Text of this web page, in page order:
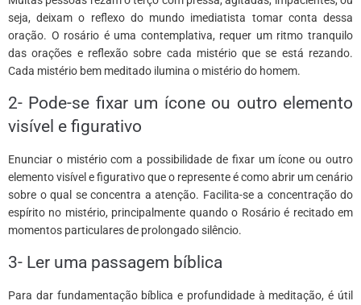
seja, deixam o reflexo do mundo imediatista tomar conta dessa
oração. O rosário é uma contemplativa, requer um ritmo tranquilo
das orações e reflexão sobre cada mistério que se está rezando.
Cada mistério bem meditado ilumina o mistério do homem.
2- Pode-se fixar um ícone ou outro elemento
visível e figurativo
Enunciar o mistério com a possibilidade de fixar um ícone ou outro
elemento visível e figurativo que o represente é como abrir um cenário
sobre o qual se concentra a atenção. Facilita-se a concentração do
espírito no mistério, principalmente quando o Rosário é recitado em
momentos particulares de prolongado silêncio.
3- Ler uma passagem bíblica
Para dar fundamentação bíblica e profundidade à meditação, é útil